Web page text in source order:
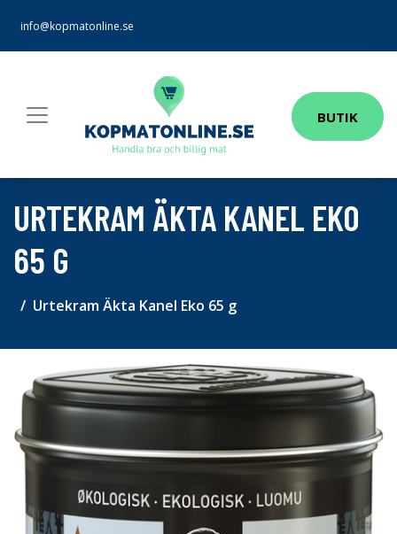
info@kopmatonline.se
BUTIK
URTEKRAM ÄKTA KANEL EKO
65 G
Urtekram Äkta Kanel Eko 65 g